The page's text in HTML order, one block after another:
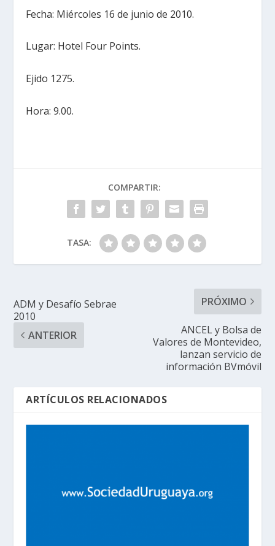
Fecha: Miércoles 16 de junio de 2010.
Lugar: Hotel Four Points.
Ejido 1275.
Hora: 9.00.
COMPARTIR:
TASA:
ADM y Desafío Sebrae
2010
ANTERIOR
PRÓXIMO
ANCEL y Bolsa de
Valores de Montevideo,
lanzan servicio de
información BVmóvil
ARTÍCULOS RELACIONADOS